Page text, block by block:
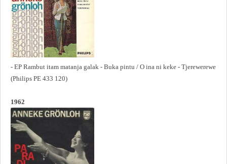
- EP Rambut itam matanja galak - Buka pintu / O ina ni keke - Tjerewerewe
(Philips PE 433 120)
1962